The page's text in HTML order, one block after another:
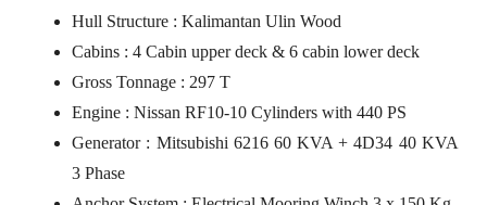
Hull Structure : Kalimantan Ulin Wood
Cabins : 4 Cabin upper deck & 6 cabin lower deck
Gross Tonnage : 297 T
Engine : Nissan RF10-10 Cylinders with 440 PS
Generator : Mitsubishi 6216 60 KVA + 4D34 40 KVA
3 Phase